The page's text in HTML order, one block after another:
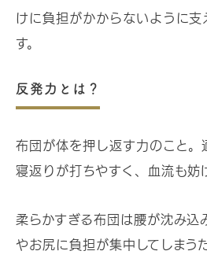
けに負担がかからないように支
す。
反発力 とは？
布団が体を押し返す力のこと。
寝返りが打ちやすく、血流も妨
柔らかすぎる布団は腰が沈み込
やお尻に負担が集中してしまう